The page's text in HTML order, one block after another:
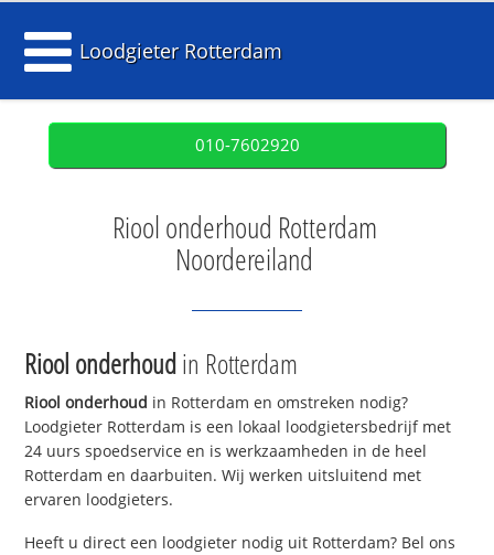
Loodgieter Rotterdam
010-7602920
Riool onderhoud Rotterdam
Noordereiland
Riool onderhoudin Rotterdam
Riool onderhoud in Rotterdam en omstreken nodig?
Loodgieter Rotterdam is een lokaal loodgietersbedrijf met
24 uurs spoedservice en is werkzaamheden in de heel
Rotterdam en daarbuiten. Wij werken uitsluitend met
ervaren loodgieters.
Heeft u direct een loodgieter nodig uit Rotterdam? Bel ons